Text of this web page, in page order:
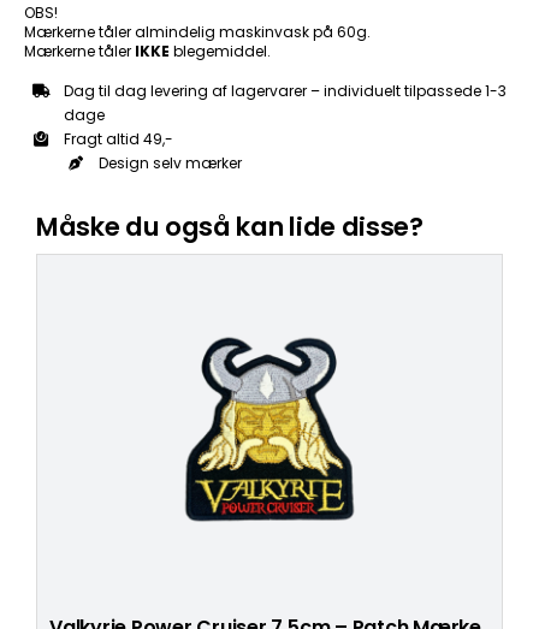
OBS!
Mærkerne tåler almindelig maskinvask på 60g.
Mærkerne tåler IKKE blegemiddel.
Dag til dag levering af lagervarer – individuelt tilpassede 1-3
dage
Fragt altid 49,-
Design selv mærker
Måske du også kan lide disse?